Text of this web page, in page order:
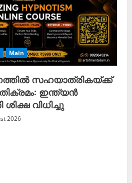
Main
സഹയാത്രികയ്ക്ക്
ഇന്ത്യൻ
വിധിച്ചു
2026